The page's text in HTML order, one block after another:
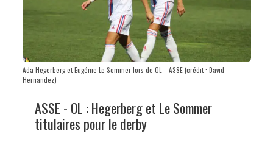
Ada Hegerberg et Eugénie Le Sommer lors de OL – ASSE (crédit : David
Hernandez)
ASSE - OL : Hegerberg et Le Sommer
titulaires pour le derby